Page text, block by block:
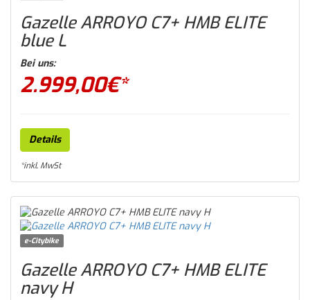
Gazelle ARROYO C7+ HMB ELITE
blue L
Bei uns:
2.999,00€*
Details
*inkl. MwSt
e-Citybike
Gazelle ARROYO C7+ HMB ELITE
navy H